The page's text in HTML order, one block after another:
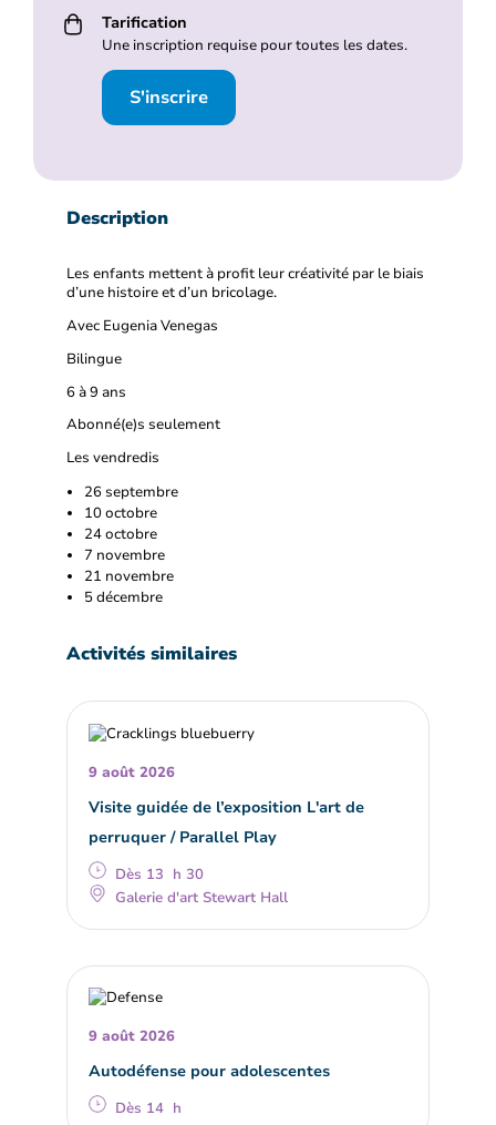
Tarification
Une inscription requise pour toutes les dates.
S'inscrire
Description
Les enfants mettent à profit leur créativité par le biais
d’une histoire et d’un bricolage.
Avec Eugenia Venegas
Bilingue
6 à 9 ans
Abonné(e)s seulement
Les vendredis
26 septembre
10 octobre
24 octobre
7 novembre
21 novembre
5 décembre
Activités similaires
9 août 2026
Visite guidée de l’exposition L'art de
perruquer / Parallel Play
Dès 13 h 30
Galerie d'art Stewart Hall
9 août 2026
Autodéfense pour adolescentes
Dès 14 h